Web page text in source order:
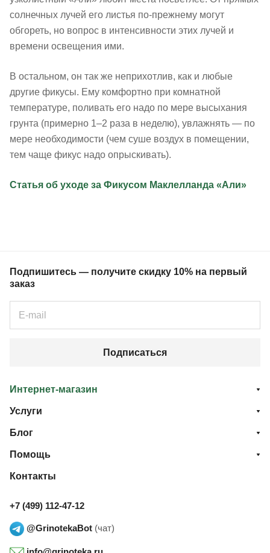
солнечных лучей его листья по-прежнему могут
обгореть, но вопрос в интенсивности этих лучей и
времени освещения ими.
В остальном, он так же неприхотлив, как и любые
другие фикусы. Ему комфортно при комнатной
температуре, поливать его надо по мере высыхания
грунта (примерно 1–2 раза в неделю), увлажнять — по
мере необходимости (чем суше воздух в помещении,
тем чаще фикус надо опрыскивать).
Статья об уходе за Фикусом Маклелланда «Али»
Подпишитесь — получите скидку 10% на первый
заказ
Подписаться
Интернет-магазин
Услуги
Блог
Помощь
Контакты
+7 (499) 112-47-12
@GrinotekaBot (чат)